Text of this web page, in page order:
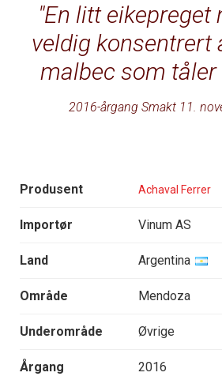
En litt eikepreget
veldig konsentrert
malbec som tåler
2016-årgang Smakt 11.
Produsent Achaval Ferrer
Importør Vinum AS
Land Argentina
Område Mendoza
Underområde Øvrige
Årgang 2016